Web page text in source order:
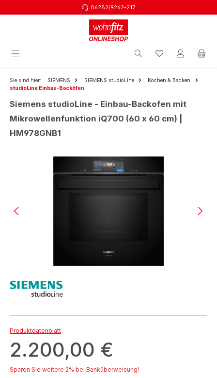
06282/9262-217
Sie sind hier: SIEMENS SIEMENS studioLine
Kochen & Backen
studioLine Einbau-Backöfen
Siemens studioLine - Einbau-Backofen mit
Mikrowellenfunktion iQ700 (60 x 60 cm) |
HM978GNB1
Produktdatenblatt
2.200,00 €
Sparen Sie weitere 2% bei Banküberweisung!